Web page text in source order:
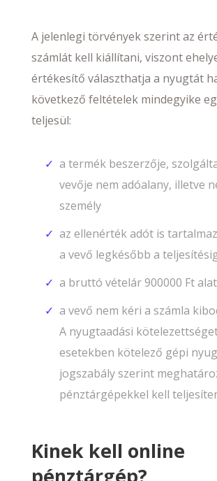
A jelenlegi törvények szerint az
számlát kell kiállítani, viszont
értékesítő választhatja a nyugtát
következő feltételek mindegyike
teljesül:
a termék beszerzője,
vevője nem adóalany, illetve
személy
az ellenérték adót is
a vevő legkésőbb a
a bruttó vételár 900000 Ft
a vevő nem kéri a számla
A nyugtaadási
esetekben kötelező gépi
jogszabály szerint
pénztárgépekkel kell
Kinek kell online